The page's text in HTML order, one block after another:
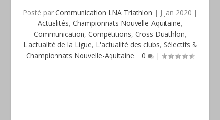
Posté par Communication LNA Triathlon | J Jan 2020 |
Actualités, Championnats Nouvelle-Aquitaine,
Communication, Compétitions, Cross Duathlon,
L'actualité de la Ligue, L'actualité des clubs, Sélectifs &
Championnats Nouvelle-Aquitaine | 0 |